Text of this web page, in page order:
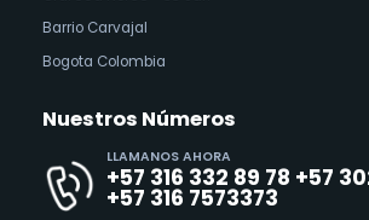
Barrio Carvajal
Bogota Colombia
Nuestros Números
LLAMANOS AHORA
+57 316 332 89 78 +57
+57 316 7573373